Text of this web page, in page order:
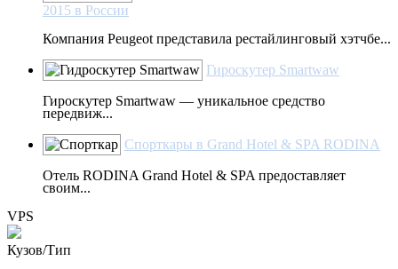
2015 в России
Компания Peugeot представила рестайлинговый хэтчбе...
Гироскутер Smartwaw
Гироскутер Smartwaw — уникальное средство
передвиж...
Спорткары в Grand Hotel & SPA RODINA
Отель RODINA Grand Hotel & SPA предоставляет
своим...
VPS
Кузов/Тип